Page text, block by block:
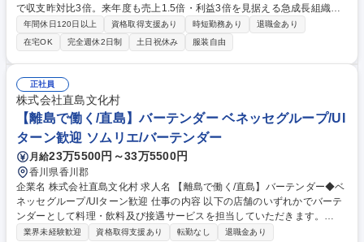
で収支昨対比3倍。来年度も売上1.5倍・利益3倍を見据える急成長組織に
おいて、AIプロダクトおよびAIエージェントの構築・導入案件のPM兼開
発組織の事業成長を牽引するエンジニアマネージャー（EM）です。 ・AI
プロダクトおよびAIエージェントの構築・導入案件のQCD管理 ・新規案
件の企画・提案/既存顧客への追加提案 ・開発チームの人材マネジメント
（育成・評価など） 【魅力】プロジェクトマネジメントによるQCD管理
だけではなく「技術をどう使えば顧客の事業価値を最大化できるか」に責
任を持ち、技術で事業成長をドライブするEMとして開発の意思決定に深
く関わっていただきます。 募集職種 【エンジニアリングマネージャー】A
I開発プロジェクトのPM/最先端技術の追求
年間休日120日以上 資格取得支援あり 時短勤務あり
退職金あり
在宅OK
完全週休2日制 土日祝休み 服装自由
正社員
株式会社直島文化村
【離島で働く/直島】バーテンダー ベネッセグループ/UI
ターン歓迎 ソムリエ/バーテンダー
月給23万5500円～33万5500円
香川県香川郡
企業名 株式会社直島文化村 求人名 【離島で働く/直島】バーテンダー◆ベ
ネッセグループ/UIターン歓迎 仕事の内容 以下の店舗のいずれかでバーテ
ンダーとして料理・飲料及び接遇サービスを担当していただきます。
（1）テラスレストラン（フレンチレストラン） （2）一扇（和食レスト
業界未経験歓迎 資格取得支援あり 転勤なし 退職金あり